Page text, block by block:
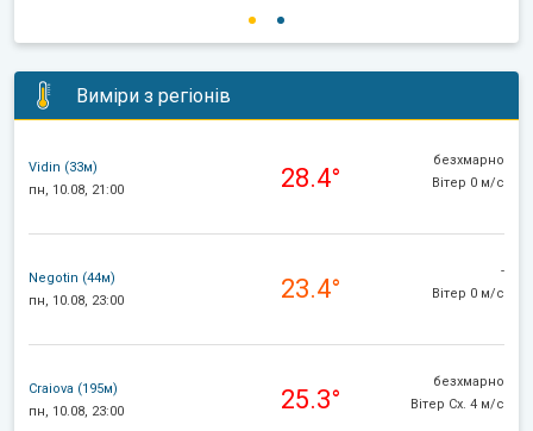
Виміри з регіонів
Vidin (33м)
пн, 10.08, 21:00
28.4°
безхмарно
Вітер 0 м/с
Negotin (44м)
пн, 10.08, 23:00
23.4°
-
Вітер 0 м/с
Craiova (195м)
пн, 10.08, 23:00
25.3°
безхмарно
Вітер Сх. 4 м/с